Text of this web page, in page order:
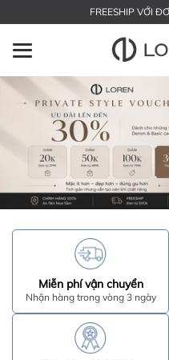
FREESHIP VỚI
Miễn phí vận chuyển
Nhận hàng trong vòng 3 ngày